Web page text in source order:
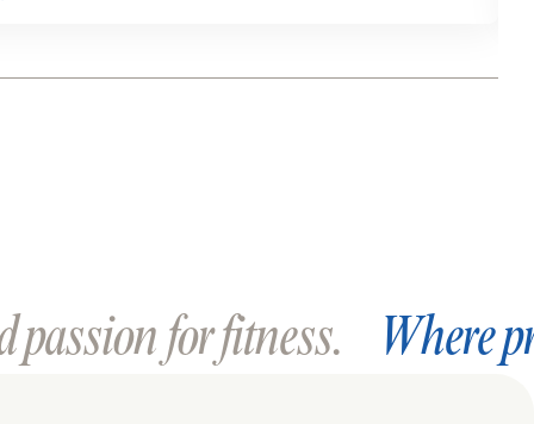
for fitness. Where